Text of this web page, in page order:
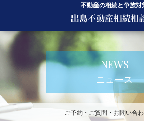
不動産の相続と争族対
CONTACT
NEWS
ニュース
ご予約・ご質問・お問い合